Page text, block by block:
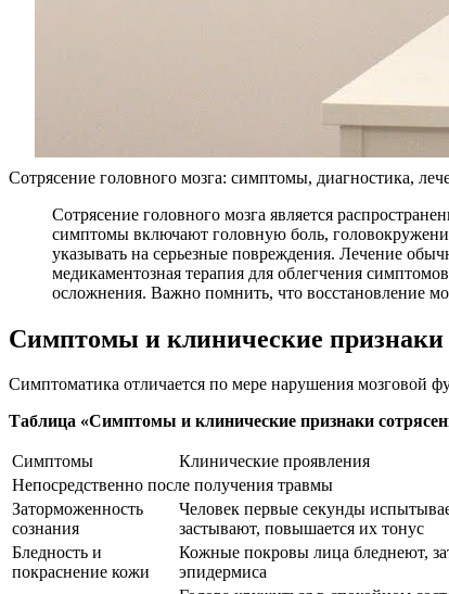
Сотрясение головного мозга: симптомы, диагностика,
Сотрясение головного мозга является
симптомы включают головную боль,
указывать на серьезные повреждения. Лечение
медикаментозная терапия для облегчения
осложнения. Важно помнить, что восстановление
Симптомы и клинические признаки
Симптоматика отличается по мере нарушения мозговой
Таблица «Симптомы и клинические признаки
Симптомы
Клинические проявления
Непосредственно после получения травмы
Заторможенность
сознания
Человек первые секунды
застывают, повышается их тонус
Бледность и
покраснение кожи
Кожные покровы лица бледнеют,
эпидермиса